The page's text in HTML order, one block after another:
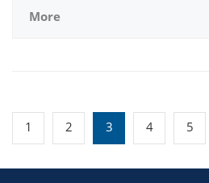
More
1 2 3 4 5